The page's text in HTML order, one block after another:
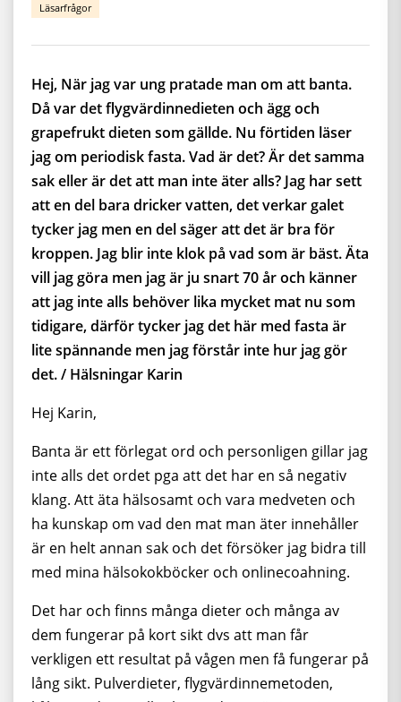
Läsarfrågor
Hej, När jag var ung pratade man om att banta.
Då var det flygvärdinnedieten och ägg och
grapefrukt dieten som gällde. Nu förtiden läser
jag om periodisk fasta. Vad är det? Är det samma
sak eller är det att man inte äter alls? Jag har sett
att en del bara dricker vatten, det verkar galet
tycker jag men en del säger att det är bra för
kroppen. Jag blir inte klok på vad som är bäst. Äta
vill jag göra men jag är ju snart 70 år och känner
att jag inte alls behöver lika mycket mat nu som
tidigare, därför tycker jag det här med fasta är
lite spännande men jag förstår inte hur jag gör
det. / Hälsningar Karin
Hej Karin,
Banta är ett förlegat ord och personligen gillar jag
inte alls det ordet pga att det har en så negativ
klang. Att äta hälsosamt och vara medveten och
ha kunskap om vad den mat man äter innehåller
är en helt annan sak och det försöker jag bidra till
med mina hälsokokböcker och onlinecoahning.
Det har och finns många dieter och många av
dem fungerar på kort sikt dvs att man får
verkligen ett resultat på vågen men få fungerar på
lång sikt. Pulverdieter, flygvärdinnemetoden,